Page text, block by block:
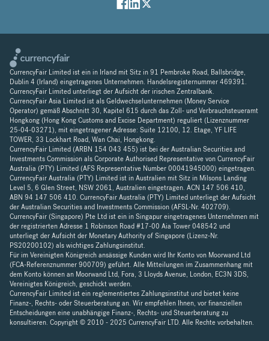
CurrencyFair Limited ist ein in Irland mit Sitz in 91 Pembroke Road, Ballsbridge,
Dublin 4 (Irland) eingetragenes Unternehmen. Handelsregisternummer 469391.
CurrencyFair Limited unterliegt der Aufsicht der irischen Zentralbank.
CurrencyFair Asia Limited ist als Geldwechselunternehmen (Money Service
Operator) gemäß Abschnitt 30, Kapitel 615 durch das Zoll- und Verbrauchsteueramt
Hongkong (Hong Kong Customs and Excise Department) reguliert (Lizenznummer
25-04-03271), mit eingetragener Adresse: Suite 12100, 12. Etage, YF LIFE
TOWER, 33 Lockhart Road, Wan Chai, Hongkong.
CurrencyFair Limited (ARBN 154 043 455) ist bei der Australian Securities and
Investments Commission als Corporate Authorised Representative von CurrencyFair
Australia (PTY) Limited (AFS Representative Number 00041945000) eingetragen.
CurrencyFair Australia (PTY) Limited ist in Australien mit Sitz in Milsons Landing
Level 5, 6 Glen Street, NSW 2061, Australien eingetragen. ACN 147 506 410,
ABN 94 147 506 410. CurrencyFair Australia (PTY) Limited unterliegt der Aufsicht
der Australian Securities and Investments Commission (AFSL-Nr. 402709).
CurrencyFair (Singapore) Pte Ltd ist ein in Singapur eingetragenes Unternehmen mit
der registrierten Adresse 1 Robinson Road #17-00 Aia Tower 048542 und
unterliegt der Aufsicht der Monetary Authority of Singapore (Lizenz-Nr.
PS20200102) als wichtiges Zahlungsinstitut.
Für im Vereinigten Königreich ansässige Kunden wird Ihr Konto von Moorwand Ltd
(FCA-Referenznummer 900709) geführt. Alle Mitteilungen im Zusammenhang mit
dem Konto können an Moorwand Ltd, Fora, 3 Lloyds Avenue, London, EC3N 3DS,
Vereinigtes Königreich, geschickt werden.
CurrencyFair Limited ist ein reglementiertes Zahlungsinstitut und bietet keine
Finanz-, Rechts- oder Steuerberatung an. Wir empfehlen Ihnen, vor finanziellen
Entscheidungen eine unabhängige Finanz-, Rechts- und Steuerberatung zu
konsultieren. Copyright © 2010 - 2025 CurrencyFair LTD. Alle Rechte vorbehalten.